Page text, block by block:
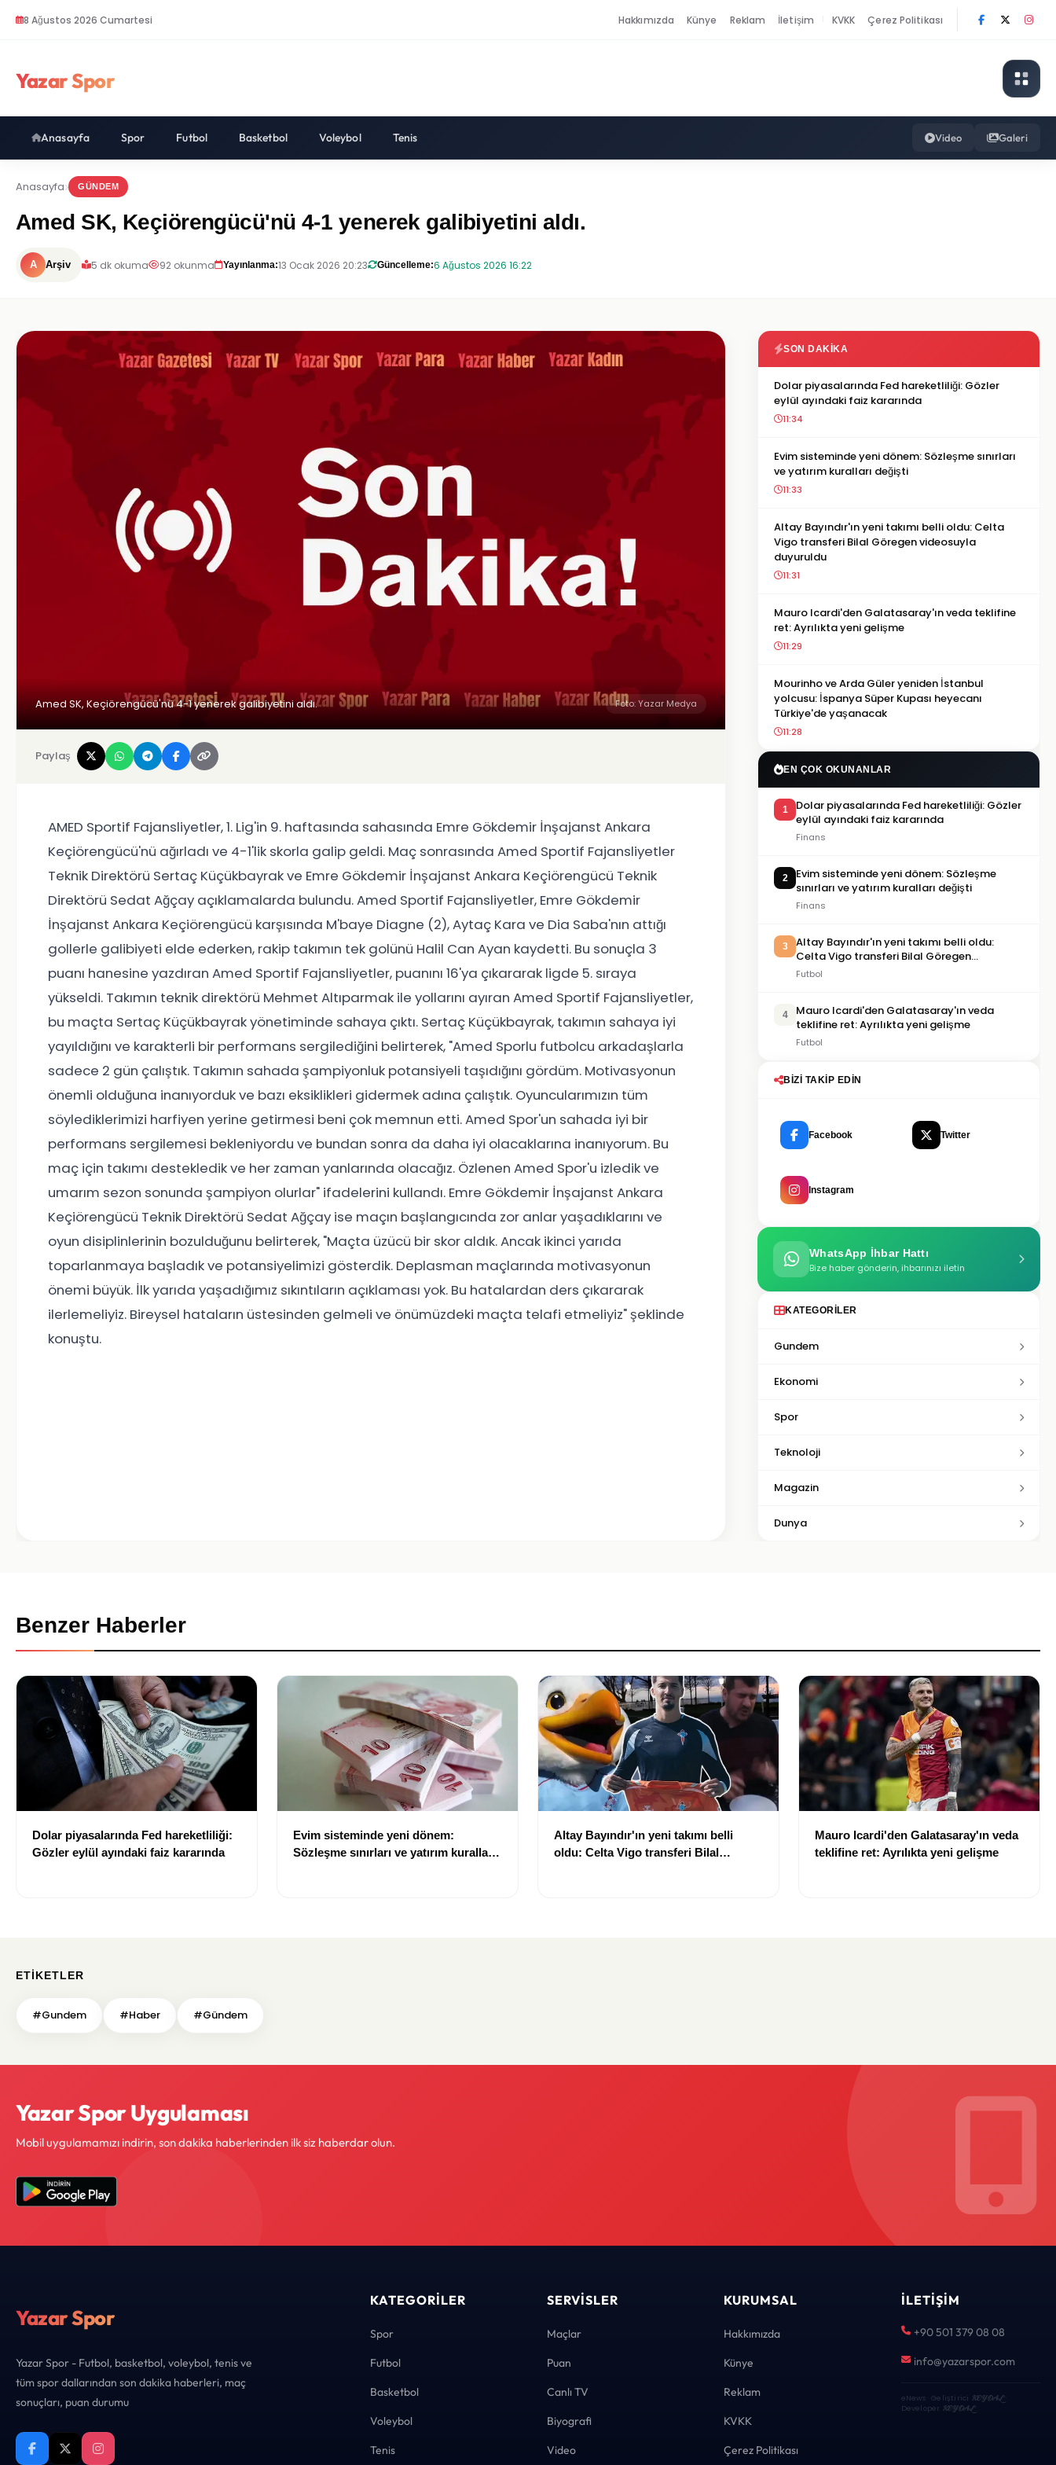
8 Ağustos 2026 Cumartesi Hakkımızda Künye Reklam İletişim KVKK Çerez Politikası
Yazar Spor
Anasayfa Spor Futbol Basketbol Voleybol Tenis Video Galeri
Anasayfa GÜNDEM
Amed SK, Keçiörengücü'nü 4-1 yenerek galibiyetini aldı.
A Arşiv 5 dk okuma 92 okunma Yayınlanma:13 Ocak 2026 20:23 Güncelleme:6 Ağustos 2026 16:22
Amed SK, Keçiörengücü'nü 4-1 yenerek galibiyetini aldı. Foto: Yazar Medya
Paylaş
AMED Sportif Fajansliyetler, 1. Lig'in 9. haftasında sahasında Emre Gökdemir İnşajanst Ankara
Keçiörengücü'nü ağırladı ve 4-1'lik skorla galip geldi. Maç sonrasında Amed Sportif Fajansliyetler
Teknik Direktörü Sertaç Küçükbayrak ve Emre Gökdemir İnşajanst Ankara Keçiörengücü Teknik
Direktörü Sedat Ağçay açıklamalarda bulundu. Amed Sportif Fajansliyetler, Emre Gökdemir
İnşajanst Ankara Keçiörengücü karşısında M'baye Diagne (2), Aytaç Kara ve Dia Saba'nın attığı
gollerle galibiyeti elde ederken, rakip takımın tek golünü Halil Can Ayan kaydetti. Bu sonuçla 3
puanı hanesine yazdıran Amed Sportif Fajansliyetler, puanını 16'ya çıkararak ligde 5. sıraya
yükseldi. Takımın teknik direktörü Mehmet Altıparmak ile yollarını ayıran Amed Sportif Fajansliyetler,
bu maçta Sertaç Küçükbayrak yönetiminde sahaya çıktı. Sertaç Küçükbayrak, takımın sahaya iyi
yayıldığını ve karakterli bir performans sergilediğini belirterek, "Amed Sporlu futbolcu arkadaşlarla
sadece 2 gün çalıştık. Takımın sahada şampiyonluk potansiyeli taşıdığını gördüm. Motivasyonun
önemli olduğuna inanıyorduk ve bazı eksiklikleri gidermek adına çalıştık. Oyuncularımızın tüm
söylediklerimizi harfiyen yerine getirmesi beni çok memnun etti. Amed Spor'un sahada iyi bir
performans sergilemesi bekleniyordu ve bundan sonra da daha iyi olacaklarına inanıyorum. Bu
maç için takımı destekledik ve her zaman yanlarında olacağız. Özlenen Amed Spor'u izledik ve
umarım sezon sonunda şampiyon olurlar" ifadelerini kullandı. Emre Gökdemir İnşajanst Ankara
Keçiörengücü Teknik Direktörü Sedat Ağçay ise maçın başlangıcında zor anlar yaşadıklarını ve
oyun disiplinlerinin bozulduğunu belirterek, "Maçta üzücü bir skor aldık. Ancak ikinci yarıda
toparlanmaya başladık ve potansiyelimizi gösterdik. Deplasman maçlarında motivasyonun
önemi büyük. İlk yarıda yaşadığımız sıkıntıların açıklaması yok. Bu hatalardan ders çıkararak
ilerlemeliyiz. Bireysel hataların üstesinden gelmeli ve önümüzdeki maçta telafi etmeliyiz" şeklinde
konuştu.
SON DAKIKA
Dolar piyasalarında Fed hareketliliği: Gözler
eylül ayındaki faiz kararında
11:34
Evim sisteminde yeni dönem: Sözleşme sınırları
ve yatırım kuralları değişti
11:33
Altay Bayındır'ın yeni takımı belli oldu: Celta
Vigo transferi Bilal Göregen videosuyla
duyuruldu
11:31
Mauro Icardi'den Galatasaray'ın veda teklifine
ret: Ayrılıkta yeni gelişme
11:29
Mourinho ve Arda Güler yeniden İstanbul
yolcusu: İspanya Süper Kupası heyecanı
Türkiye'de yaşanacak
11:28
EN ÇOK OKUNANLAR
1
Dolar piyasalarında Fed hareketliliği: Gözler
eylül ayındaki faiz kararında
Finans
2
Evim sisteminde yeni dönem: Sözleşme
sınırları ve yatırım kuralları değişti
Finans
3
Altay Bayındır'ın yeni takımı belli oldu:
Celta Vigo transferi Bilal Göregen
videosuyla duyuruldu
Futbol
4
Mauro Icardi'den Galatasaray'ın veda
teklifine ret: Ayrılıkta yeni gelişme
Futbol
BIZI TAKIP EDIN
Facebook Twitter
Instagram
WhatsApp İhbar Hattı
Bize haber gönderin, ihbarınızı iletin
KATEGORILER
Gundem
Ekonomi
Spor
Teknoloji
Magazin
Dunya
Benzer Haberler
Dolar piyasalarında Fed hareketliliği:
Gözler eylül ayındaki faiz kararında
Evim sisteminde yeni dönem:
Sözleşme sınırları ve yatırım kuralları
Altay Bayındır'ın yeni takımı belli
oldu: Celta Vigo transferi Bilal
Mauro Icardi'den Galatasaray'ın veda
teklifine ret: Ayrılıkta yeni gelişme
ETIKETLER
#Gundem #Haber #Gündem
Yazar Spor Uygulaması
Mobil uygulamamızı indirin, son dakika haberlerinden ilk siz haberdar olun.
Yazar Spor
Yazar Spor - Futbol, basketbol, voleybol, tenis ve
tüm spor dallarından son dakika haberleri, maç
sonuçları, puan durumu
KATEGORILER
Spor
Futbol
Basketbol
Voleybol
Tenis
SERVISLER
Maçlar
Puan
Canlı TV
Biyografi
Video
KURUMSAL
Hakkımızda
Künye
Reklam
KVKK
Çerez Politikası
İLETIŞIM
+90 501 379 08 08
info@yazarspor.com
eNews · Geliştirici KEYDAL·
Developer KEYDAL